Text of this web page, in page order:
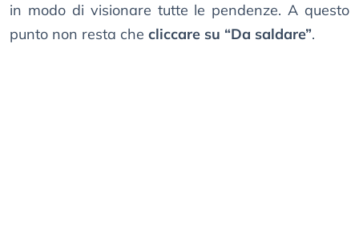
in modo di visionare tutte le pendenze. A questo
punto non resta che cliccare su “Da saldare”.